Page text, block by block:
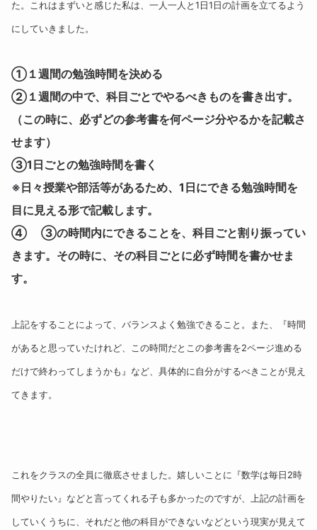
た。これはまずいと感じた私は、一人一人と1日1日の計画を立てるよう
にしていきました。
①１週間の勉強時間を決める
②１週間の中で、科目ごとでやるべきものを書き出す。
（この時に、必ずどの参考書を何ページ分やるかを記載さ
せます）
③1日ごとの勉強時間を書く
※ 日々授業や部活等があるため、1日にできる勉強時間を
目に見える形で記載します。
④ ③の時間内にできることを、科目ごと割り振ってい
きます。その時に、その科目ごとに必ず時間を書かせま
す。
上記をすることによって、バランスよく勉強できること。また、『時間
があると思っていたけれど、この時間だとこの参考書を2ページ進める
だけで終わってしまうかも』など、具体的に自分がするべきことが見え
てきます。
これをクラスの全員に徹底させました。嬉しいことに『数学は毎日2時
間やりたい』などと言ってくれる子も多かったのですが、上記の計画を
していくうちに、それだと他の科目ができないなどという現実が見えて